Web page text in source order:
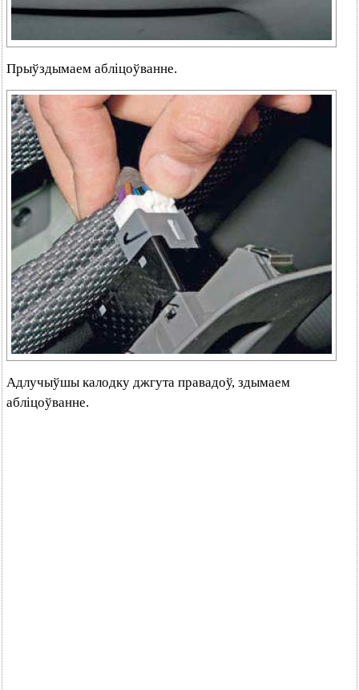
Прыўздымаем абліцоўванне.
Адлучыўшы калодку джгута правадоў, здымаем
абліцоўванне.